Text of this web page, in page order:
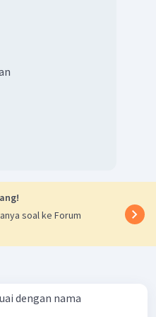
soal ke Forum
dengan nama